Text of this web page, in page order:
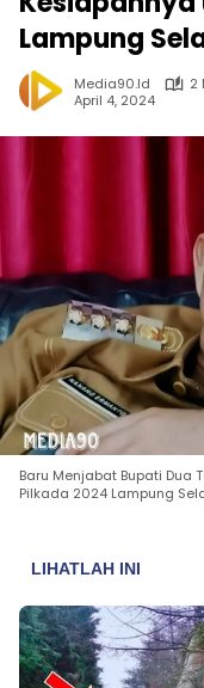
Lampung
Media90.id
2
April 4, 2024
Baru Menjabat Bupati Dua
Pilkada 2024 Lampung